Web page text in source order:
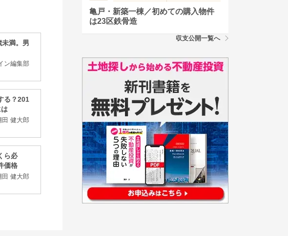
満。男
ン編集部
る？201
田 健大郎
ら必
価格
田 健大郎
亀戸・新築一棟／初めての購入物件
は23区鉄骨造
収支公開一覧へ